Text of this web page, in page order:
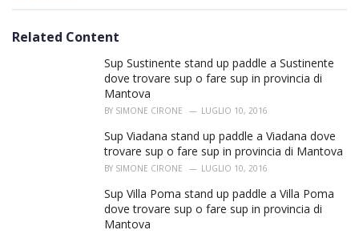
e
Related Content
Sup Sustinente stand up paddle a Sustinente
dove trovare sup o fare sup in provincia di
Mantova
BY SIMONE CIRONE LUGLIO 10, 2016
Sup Viadana stand up paddle a Viadana dove
trovare sup o fare sup in provincia di Mantova
BY SIMONE CIRONE LUGLIO 10, 2016
Sup Villa Poma stand up paddle a Villa Poma
dove trovare sup o fare sup in provincia di
Mantova